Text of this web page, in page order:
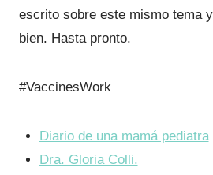
escrito sobre este mismo tema
bien. Hasta pronto.
#VaccinesWork
Diario de una mamá pediatra
Dra. Gloria Colli.